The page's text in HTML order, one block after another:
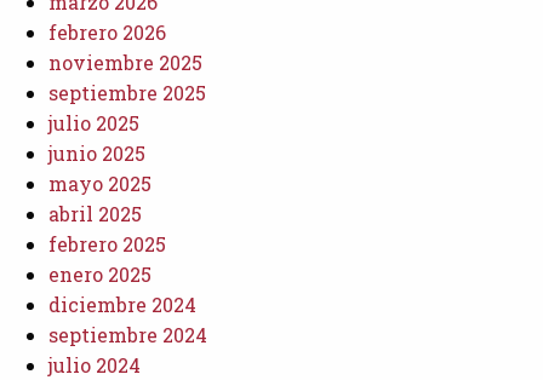
febrero 2026
noviembre 2025
septiembre 2025
julio 2025
junio 2025
mayo 2025
abril 2025
febrero 2025
enero 2025
diciembre 2024
septiembre 2024
julio 2024